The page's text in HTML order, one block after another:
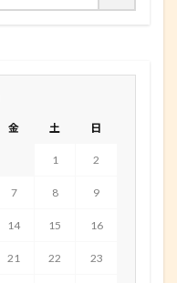
金 土 日
1 2
7 8 9
14 15 16
21 22 23